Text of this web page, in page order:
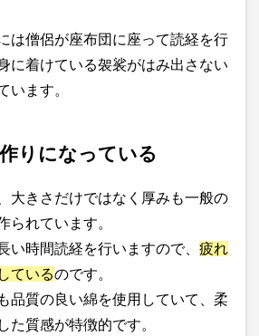
は僧侶が座布団に座って読経を行
に着けている袈裟がはみ出さない
います。
りになっている
大きさだけではなく厚みも一般の
られています。
い時間読経を行いますので、 疲れ
ているのです。
品質の良い綿を使用していて、柔
た質感が特徴的です。